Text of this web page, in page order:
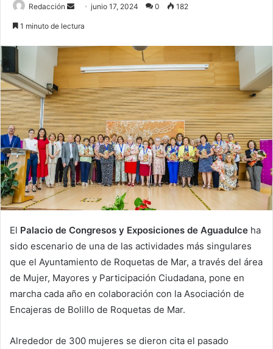
Redacción
Sendjunio 17, 2024 0 182
1 minuto de lectura
El Palacio de Congresos y Exposiciones de Aguadulce ha
sido escenario de una de las actividades más singulares
que el Ayuntamiento de Roquetas de Mar, a través del área
de Mujer, Mayores y Participación Ciudadana, pone en
marcha cada año en colaboración con la Asociación de
Encajeras de Bolillo de Roquetas de Mar.
Alrededor de 300 mujeres se dieron cita el pasado